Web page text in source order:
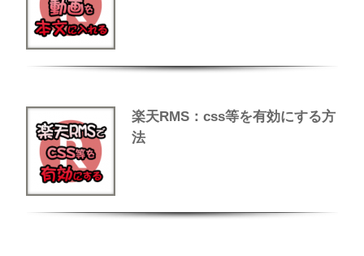
楽天RMS：css等を有効にする方
法